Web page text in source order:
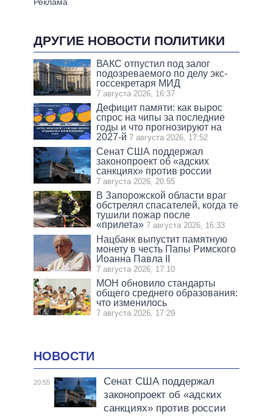
ДРУГИЕ НОВОСТИ ПОЛИТИКИ
ВАКС отпустил под залог
подозреваемого по делу экс-
госсекретаря МИД
7 августа 2026, 16:37
Дефицит памяти: как вырос
спрос на чипы за последние
годы и что прогнозируют на
2027-й 7 августа 2026, 17:52
Сенат США поддержал
законопроект об «адских
санкциях» против россии
7 августа 2026, 20:55
В Запорожской области враг
обстрелял спасателей, когда те
тушили пожар после
«прилета» 7 августа 2026, 16:33
Нацбанк выпустит памятную
монету в честь Папы Римского
Иоанна Павла II
7 августа 2026, 17:10
МОН обновило стандарты
общего среднего образования:
что изменилось
7 августа 2026, 17:29
НОВОСТИ
20:55
Сенат США поддержал
законопроект об «адских
санкциях» против россии